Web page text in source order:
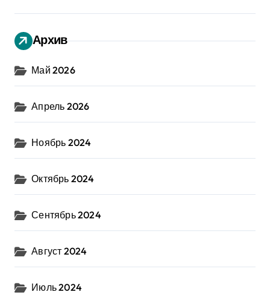
Архив
Май 2026
Апрель 2026
Ноябрь 2024
Октябрь 2024
Сентябрь 2024
Август 2024
Июль 2024